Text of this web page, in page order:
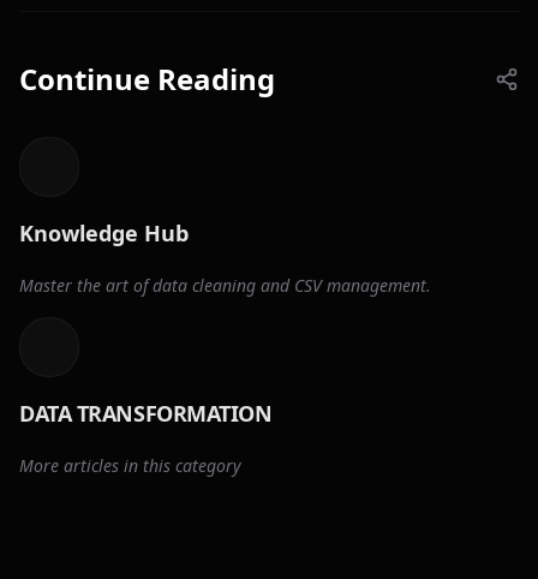
Continue Reading
Knowledge Hub
Master the art of data cleaning and CSV management.
DATA TRANSFORMATION
More articles in this category